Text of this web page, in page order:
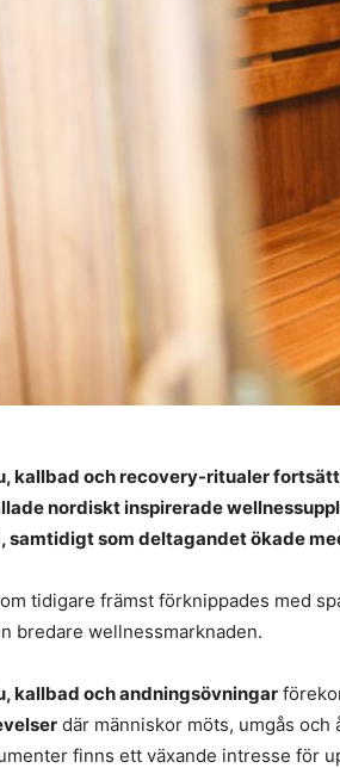
kallbad och recovery-ritualer
nordiskt inspirerade
samtidigt som deltagandet ökade
tidigare främst förknippades med
bredare wellnessmarknaden.
kallbad och andningsövningar
där människor möts, umgås
finns ett växande intresse för